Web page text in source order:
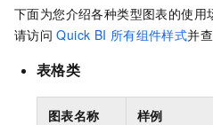
下面为您介绍各种类型图表的使用
请访问 Quick BI 所有组件样式并
表格类
图表名称 样例